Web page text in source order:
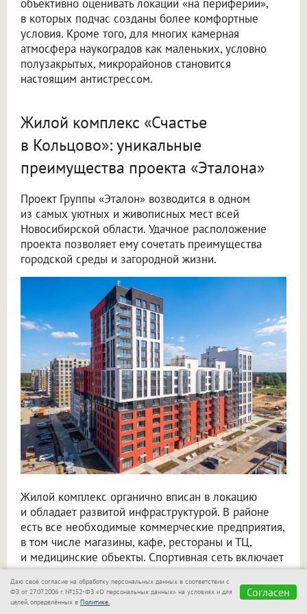
объективно оценивать локации «на периферии»,
в которых подчас созданы более комфортные
условия. Кроме того, для многих камерная
атмосфера наукоградов как маленьких, условно
полузакрытых, микрорайонов становится
настоящим антистрессом.
Жилой комплекс «Счастье
в Кольцово»: уникальные
преимущества проекта «Эталона»
Проект Группы «Эталон» возводится в одном
из самых уютных и живописных мест всей
Новосибирской области. Удачное расположение
проекта позволяет ему сочетать преимущества
городской среды и загородной жизни.
Жилой комплекс органично вписан в локацию
и обладает развитой инфраструктурой. В районе
есть все необходимые коммерческие предприятия,
в том числе магазины, кафе, рестораны и ТЦ,
и медицинские объекты. Спортивная сеть включает
бассейны и фитнес-залы, а в парке есть
оздоровительная тропа, благоустроенная зона
Даю своё согласие на обработку персональных данных в соответствии с
ФЗ от 27.07.2006 г. №152-ФЗ «О персональных данных» на условиях и для
целей, определённых в Политике.
Согласен